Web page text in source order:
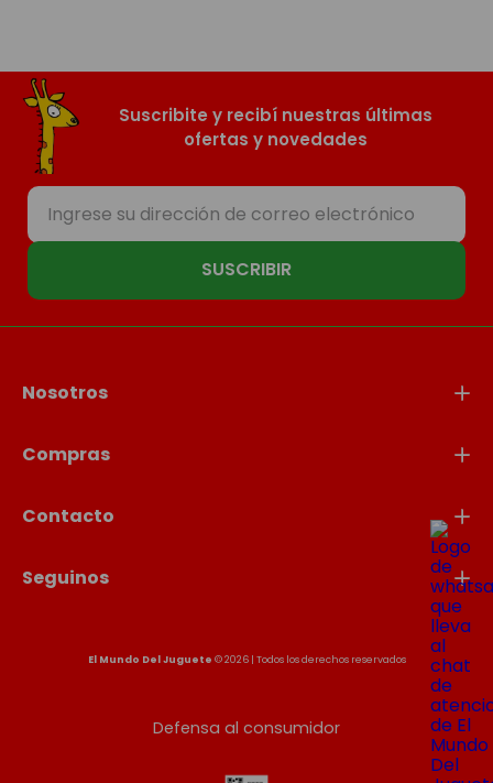
Suscribite y recibí nuestras últimas
ofertas y novedades
SUSCRIBIR
Nosotros
Compras
Contacto
Seguinos
El Mundo Del Juguete © 2026 | Todos los derechos reservados
Defensa al consumidor